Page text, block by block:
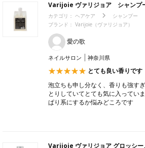
Varijoie ヴァリジョア シャンプ
カテゴリ： ヘアケア シャンプー
ブランド： Varijoie（ヴァリジョア）
愛の歌
ネイルサロン 神奈川県
とても良い香りです
泡立ちも申し分なく、香りも強す
とりしていてとても気に入ってい
ぱり系にするか悩みどころです
Varijoie ヴァリジョア グロッシ